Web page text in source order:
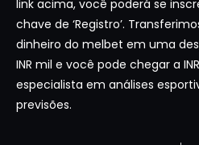
link acima, você poderá se
chave de ‘Registro’.
dinheiro do melbet em uma
INR mil e você pode chegar a
especialista em análises
previsões.